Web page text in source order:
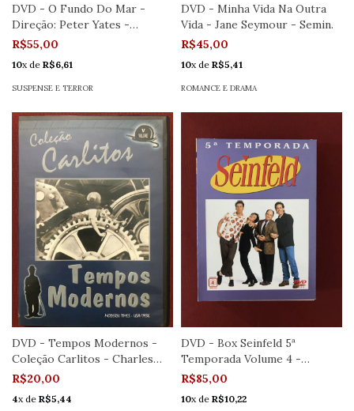
DVD - O Fundo Do Mar -
Direção: Peter Yates -
Seminovo
R$55,00
10x de R$6,61
SUSPENSE E TERROR
DVD - Minha Vida Na Outra
Vida - Jane Seymour - Semin.
R$45,00
10x de R$5,41
ROMANCE E DRAMA
DVD - Tempos Modernos -
Coleção Carlitos - Charles
Chaplin
R$20,00
4x de R$5,44
DVD - Box Seinfeld 5ª
Temporada Volume 4 -
Seminovo
R$85,00
10x de R$10,22